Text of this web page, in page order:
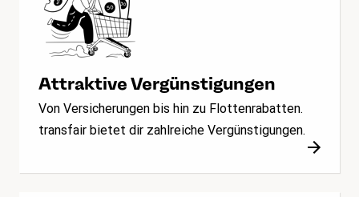
Attraktive Vergünstigungen
Von Versicherungen bis hin zu Flottenrabatten.
transfair bietet dir zahlreiche Vergünstigungen.